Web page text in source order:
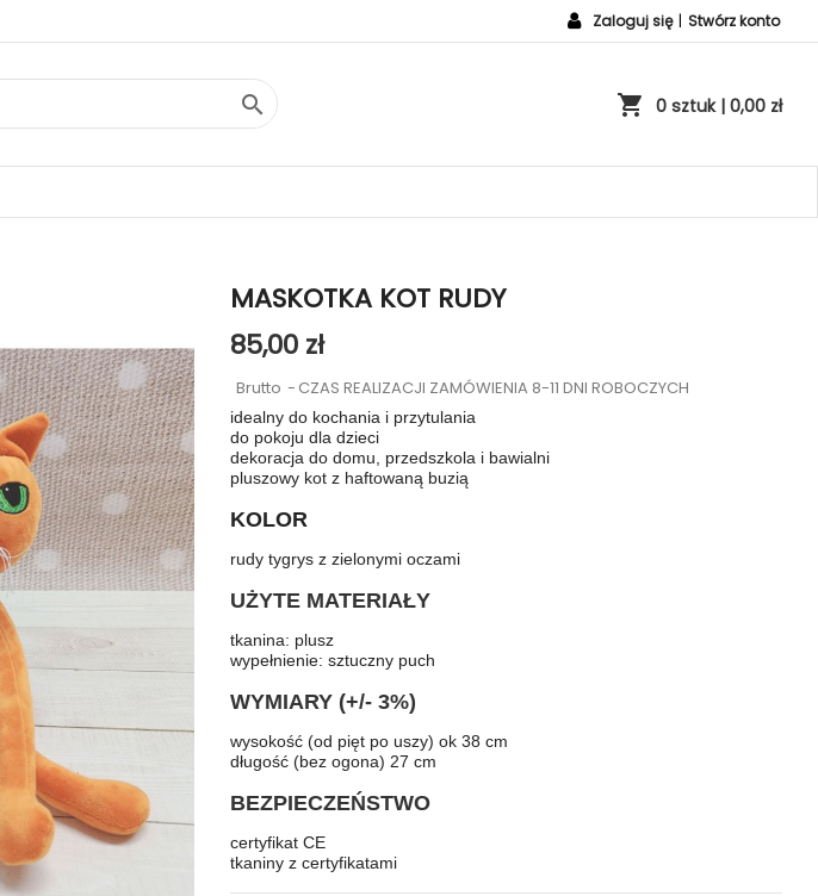
Zaloguj się | Stwórz konto
 shopping_cart 0 sztuk| 0,00 zł
MASKOTKA KOT RUDY
85,00 zł
Brutto CZAS REALIZACJI ZAMÓWIENIA 8-11 DNI ROBOCZYCH
idealny do kochania i przytulania
do pokoju dla dzieci
dekoracja do domu, przedszkola i bawialni
pluszowy kot z haftowaną buzią
KOLOR
rudy tygrys z zielonymi oczami
UŻYTE MATERIAŁY
tkanina: plusz
wypełnienie: sztuczny puch
WYMIARY (+/- 3%)
wysokość (od pięt po uszy) ok 38 cm
długość (bez ogona) 27 cm
BEZPIECZEŃSTWO
certyfikat CE
tkaniny z certyfikatami